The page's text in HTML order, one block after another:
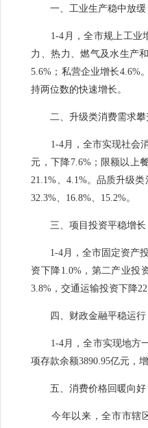
一、工业生产稳中放缓
1-4 月，全市规上工业
力、热力、燃气及水生产
5.6%；私营企业增长4.6%。
持两位数的快速增长。
二、升级类消费需求攀
1-4月，全市实现社会
元，下降7.6%；限额以上
21.1%、4.1%。品质升级
32.3%、16.8%、15.2%。
三、项目投资平稳增长
1-4月，全市固定资产
资下降1.0%，第二产业投
3.8%，交通运输投资下降
四、财政金融平稳运行
1-4月，全市实现地方
项存款余额3890.95亿元，
五、消费价格回暖向好
今年以来，全市市辖